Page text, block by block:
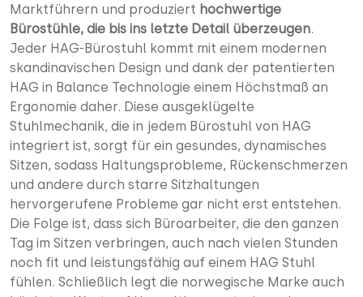
Marktführern und produziert hochwertige
Bürostühle, die bis ins letzte Detail überzeugen.
Jeder HAG-Bürostuhl kommt mit einem modernen
skandinavischen Design und dank der patentierten
HAG in Balance Technologie einem Höchstmaß an
Ergonomie daher. Diese ausgeklügelte
Stuhlmechanik, die in jedem Bürostuhl von HAG
integriert ist, sorgt für ein gesundes, dynamisches
Sitzen, sodass Haltungsprobleme, Rückenschmerzen
und andere durch starre Sitzhaltungen
hervorgerufene Probleme gar nicht erst entstehen.
Die Folge ist, dass sich Büroarbeiter, die den ganzen
Tag im Sitzen verbringen, auch nach vielen Stunden
noch fit und leistungsfähig auf einem HAG Stuhl
fühlen. Schließlich legt die norwegische Marke auch